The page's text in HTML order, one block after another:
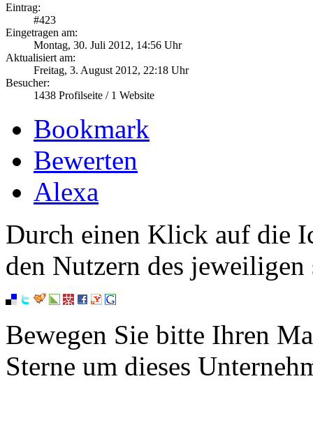
Eintrag:
#423
Eingetragen am:
Montag, 30. Juli 2012, 14:56 Uhr
Aktualisiert am:
Freitag, 3. August 2012, 22:18 Uhr
Besucher:
1438 Profilseite / 1 Website
Bookmark
Bewerten
Alexa
Durch einen Klick auf die
den Nutzern des
Bewegen Sie bitte Ihren
Sterne um dieses